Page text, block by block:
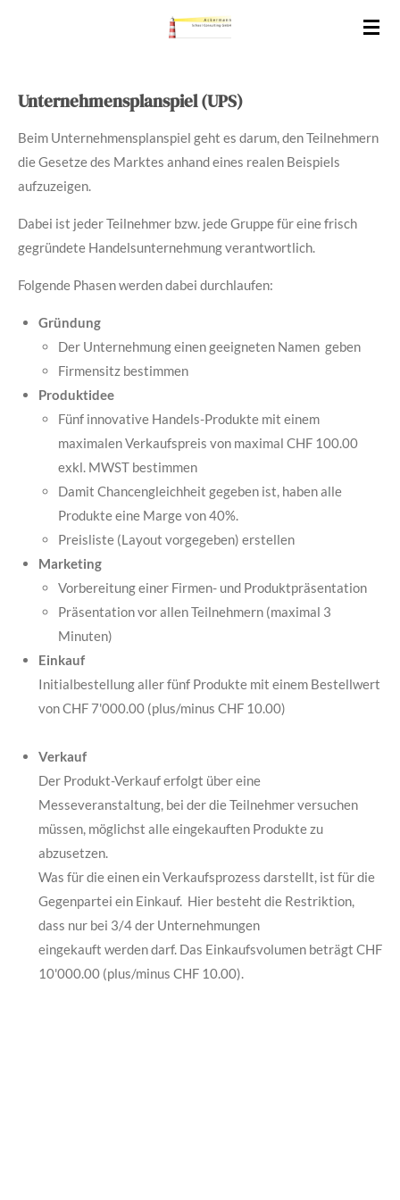
Unternehmensplanspiel (UPS)
Beim Unternehmensplanspiel geht es darum, den Teilnehmern
die Gesetze des Marktes anhand eines realen Beispiels
aufzuzeigen.
Dabei ist jeder Teilnehmer bzw. jede Gruppe für eine frisch
gegründete Handelsunternehmung verantwortlich.
Folgende Phasen werden dabei durchlaufen:
Gründung
Der Unternehmung einen geeigneten Namen geben
Firmensitz bestimmen
Produktidee
Fünf innovative Handels-Produkte mit einem
maximalen Verkaufspreis von maximal CHF 100.00
exkl. MWST bestimmen
Damit Chancengleichheit gegeben ist, haben alle
Produkte eine Marge von 40%.
Preisliste (Layout vorgegeben) erstellen
Marketing
Vorbereitung einer Firmen- und Produktpräsentation
Präsentation vor allen Teilnehmern (maximal 3
Minuten)
Einkauf
Initialbestellung aller fünf Produkte mit einem Bestellwert
von CHF 7'000.00 (plus/minus CHF 10.00)
Verkauf
Der Produkt-Verkauf erfolgt über eine
Messeveranstaltung, bei der die Teilnehmer versuchen
müssen, möglichst alle eingekauften Produkte zu
abzusetzen.
Was für die einen ein Verkaufsprozess darstellt, ist für die
Gegenpartei ein Einkauf. Hier besteht die Restriktion,
dass nur bei 3/4 der Unternehmungen
eingekauft werden darf. Das Einkaufsvolumen beträgt CHF
10'000.00 (plus/minus CHF 10.00).